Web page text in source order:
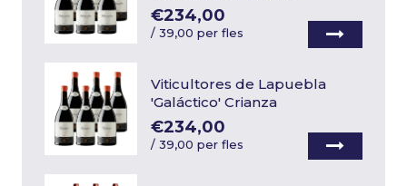
€234,00
/39,00 per fles
Viticultores de Lapuebla
'Galáctico' Crianza
€234,00
/39,00 per fles